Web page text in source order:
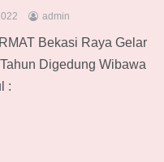
admin
Bekasi Raya Gelar
Digedung Wibawa
: